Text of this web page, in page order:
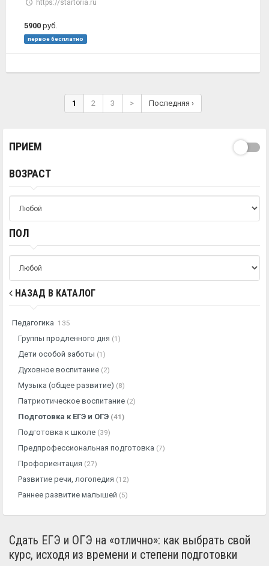
https://startoria.ru
5900 руб.
первое бесплатно
1 2 3 > Последняя ›
ПРИЕМ
ВОЗРАСТ
ПОЛ
НАЗАД В КАТАЛОГ
Педагогика 135
Группы продленного дня (1)
Дети особой заботы (1)
Духовное воспитание (2)
Музыка (общее развитие) (8)
Патриотическое воспитание (2)
Подготовка к ЕГЭ и ОГЭ (41)
Подготовка к школе (39)
Предпрофессиональная подготовка (7)
Профориентация (27)
Развитие речи, логопедия (12)
Раннее развитие малышей (5)
Сдать ЕГЭ и ОГЭ на «отлично»: как выбрать свой
курс, исходя из времени и степени подготовки